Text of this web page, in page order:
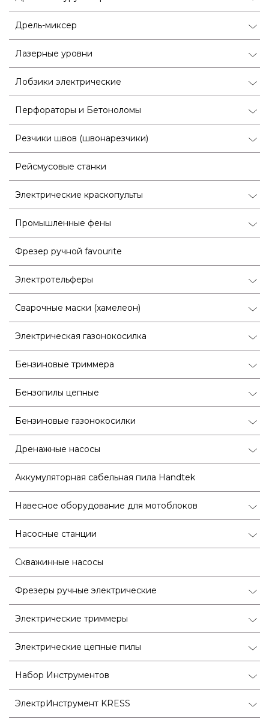
Дрель-миксер
Лазерные уровни
Лобзики электрические
Перфораторы и Бетоноломы
Резчики швов (швонарезчики)
Рейсмусовые станки
Электрические краскопульты
Промышленные фены
Фрезер ручной favourite
Электротельферы
Сварочные маски (хамелеон)
Электрическая газонокосилка
Бензиновые триммера
Бензопилы цепные
Бензиновые газонокосилки
Дренажные насосы
Аккумуляторная сабельная пила Handtek
Навесное оборудование для мотоблоков
Насосные станции
Скважинные насосы
Фрезеры ручные электрические
Электрические триммеры
Электрические цепные пилы
Набор Инструментов
ЭлектрИнструмент KRESS